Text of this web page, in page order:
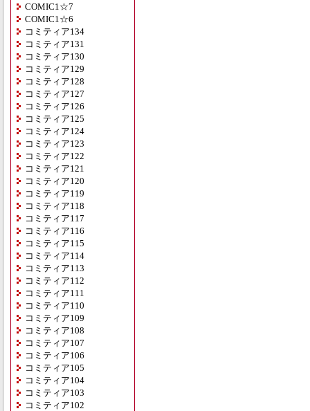
COMIC1☆7
COMIC1☆6
コミティア134
コミティア131
コミティア130
コミティア129
コミティア128
コミティア127
コミティア126
コミティア125
コミティア124
コミティア123
コミティア122
コミティア121
コミティア120
コミティア119
コミティア118
コミティア117
コミティア116
コミティア115
コミティア114
コミティア113
コミティア112
コミティア111
コミティア110
コミティア109
コミティア108
コミティア107
コミティア106
コミティア105
コミティア104
コミティア103
コミティア102